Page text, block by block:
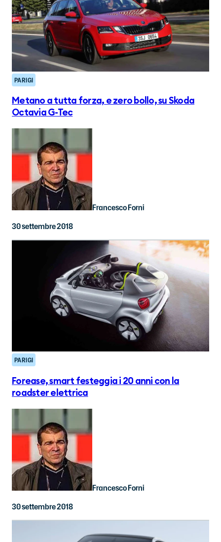
PARIGI
Metano a tutta forza, e zero bollo, su Skoda
Octavia G-Tec
Francesco Forni
30 settembre 2018
PARIGI
Forease, smart festeggia i 20 anni con la
roadster elettrica
Francesco Forni
30 settembre 2018